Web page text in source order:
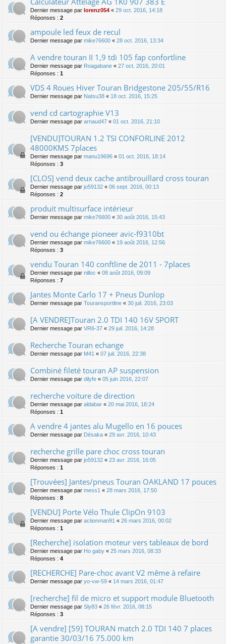
Dernier message par lorenz054 « 29 oct. 2016, 14:18
Réponses : 2
ampoule led feux de recul
Dernier message par mike76600 « 28 oct. 2016, 13:34
A vendre touran II 1,9 tdi 105 fap confortline
Dernier message par Roagabane « 27 oct. 2016, 20:01
Réponses : 1
VDS 4 Roues Hiver Touran Bridgestone 205/55/R16
Dernier message par Natsu38 « 18 oct. 2016, 15:25
vend cd cartographie V13
Dernier message par arnaud47 « 01 oct. 2016, 21:10
[VENDU]TOURAN 1.2 TSI CONFORLINE 2012
48000KMS 7places
Dernier message par manu19696 « 01 oct. 2016, 18:14
Réponses : 3
[CLOS] vend deux cache antibrouillard cross touran
Dernier message par jo59132 « 06 sept. 2016, 00:13
Réponses : 2
produit multisurface intérieur
Dernier message par mike76600 « 30 août 2016, 15:43
vend ou échange pioneer avic-f9310bt
Dernier message par mike76600 « 19 août 2016, 12:56
Réponses : 3
vendu Touran 140 conftline de 2011 - 7places
Dernier message par nilloc « 08 août 2016, 09:09
Réponses : 7
Jantes Monte Carlo 17 + Pneus Dunlop
Dernier message par Touransportline « 30 juil. 2016, 23:03
[A VENDRE]Touran 2.0 TDI 140 16V SPORT
Dernier message par VR6-37 « 29 juil. 2016, 14:28
Recherche Touran echange
Dernier message par M41 « 07 juil. 2016, 22:38
Combiné fileté touran AP suspension
Dernier message par dilyfe « 05 juin 2016, 22:07
recherche voiture de direction
Dernier message par aldabar « 20 mai 2016, 18:24
Réponses : 1
A vendre 4 jantes alu Mugello en 16 pouces
Dernier message par Désaka « 29 avr. 2016, 10:43
recherche grille pare choc cross touran
Dernier message par jo59132 « 23 avr. 2016, 16:05
Réponses : 1
[Trouvées] Jantes/pneus Touran OAKLAND 17 pouces
Dernier message par mess1 « 28 mars 2016, 17:50
Réponses : 8
[VENDU] Porte Vélo Thule ClipOn 9103
Dernier message par actionman91 « 26 mars 2016, 00:02
Réponses : 1
[Recherche] isolation moteur vers tableaux de bord
Dernier message par Ho gaby « 25 mars 2016, 08:33
Réponses : 4
[RECHERCHE] Pare-choc avant V2 même à refaire
Dernier message par yo-vw-59 « 14 mars 2016, 01:47
[recherche] fil de micro et support module Bluetooth
Dernier message par Sly83 « 26 févr. 2016, 08:15
Réponses : 3
[A vendre] [59] TOURAN match 2.0 TDI 140 7 places
garantie 30/03/16 75.000 km